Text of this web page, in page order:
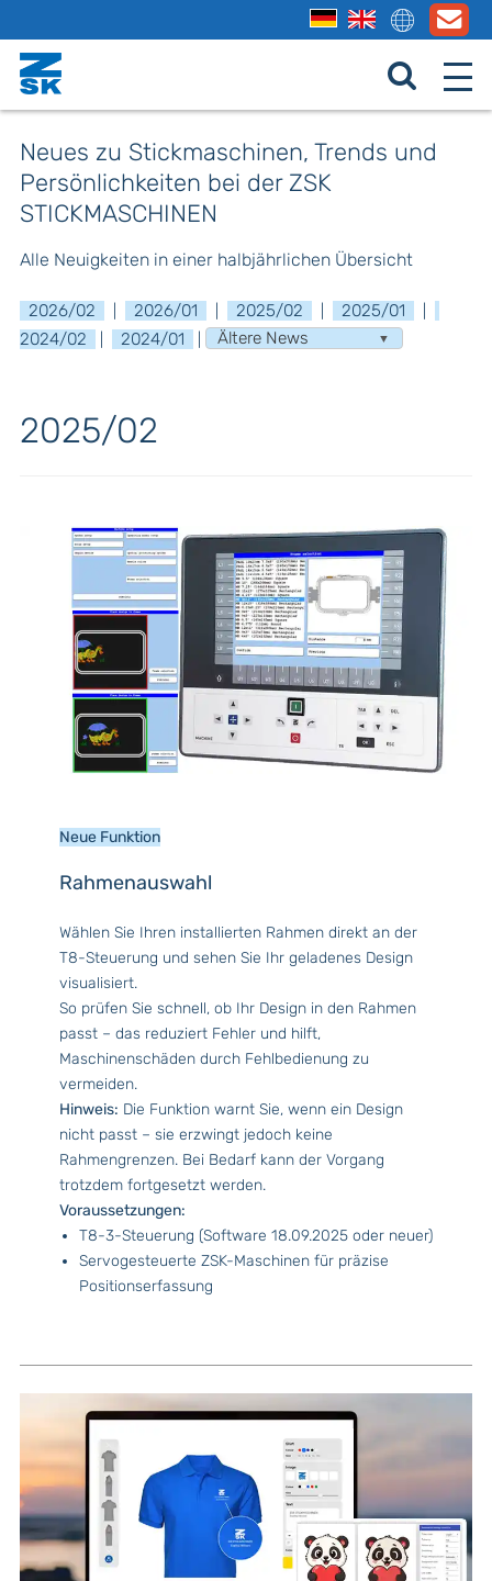
Neues zu Stickmaschinen, Trends und
Persönlichkeiten bei der ZSK
STICKMASCHINEN
Alle Neuigkeiten in einer halbjährlichen Übersicht
2026/02 2026/01 2025/02 2025/01
2024/02 2024/01
2025/02
Neue Funktion
Rahmenauswahl
Wählen Sie Ihren installierten Rahmen direkt an der
T8-Steuerung und sehen Sie Ihr geladenes Design
visualisiert.
So prüfen Sie schnell, ob Ihr Design in den Rahmen
passt – das reduziert Fehler und hilft,
Maschinenschäden durch Fehlbedienung zu
vermeiden.
Hinweis: Die Funktion warnt Sie, wenn ein Design
nicht passt – sie erzwingt jedoch keine
Rahmengrenzen. Bei Bedarf kann der Vorgang
trotzdem fortgesetzt werden.
Voraussetzungen:
T8-3-Steuerung (Software 18.09.2025 oder neuer)
Servogesteuerte ZSK-Maschinen für präzise
Positionserfassung